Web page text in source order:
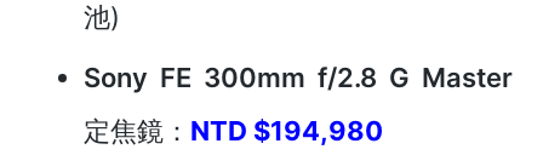
池)
Sony FE 300mm f/2.8 G Master
定焦鏡 ： NTD $194,980